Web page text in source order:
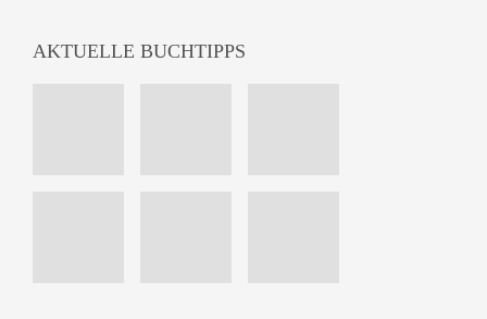
AKTUELLE BUCHTIPPS